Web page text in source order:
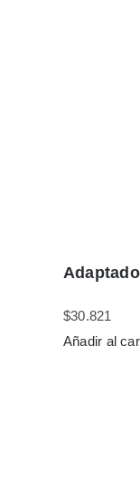
$30.821
Añadir al